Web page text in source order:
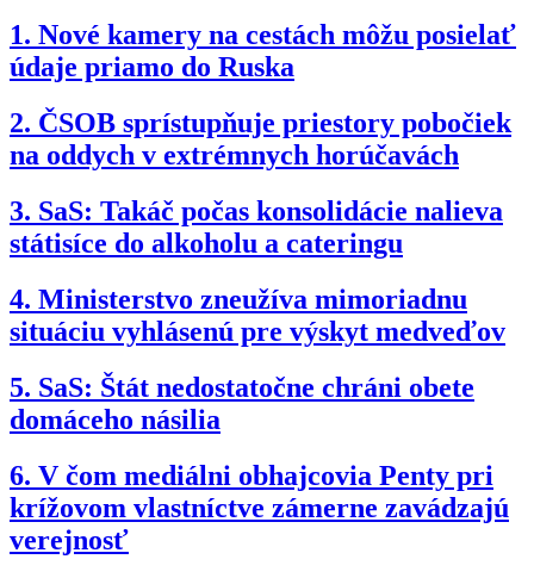
1. Nové kamery na cestách môžu posielať
údaje priamo do Ruska
2. ČSOB sprístupňuje priestory pobočiek
na oddych v extrémnych horúčavách
3. SaS: Takáč počas konsolidácie nalieva
státisíce do alkoholu a cateringu
4. Ministerstvo zneužíva mimoriadnu
situáciu vyhlásenú pre výskyt medveďov
5. SaS: Štát nedostatočne chráni obete
domáceho násilia
6. V čom mediálni obhajcovia Penty pri
krížovom vlastníctve zámerne zavádzajú
verejnosť